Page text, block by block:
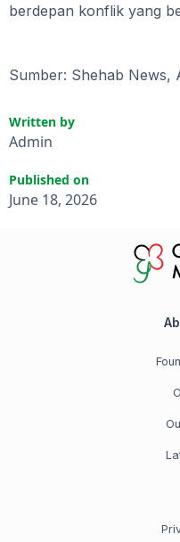
berdepan konflik yang
Sumber: Shehab News,
Written by
Admin
Published on
June 18, 2026